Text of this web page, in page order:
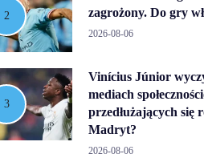
zagrożony. Do gry
2026-08-06
Vinícius Júnior
mediach
przedłużających się
Madryt?
2026-08-06